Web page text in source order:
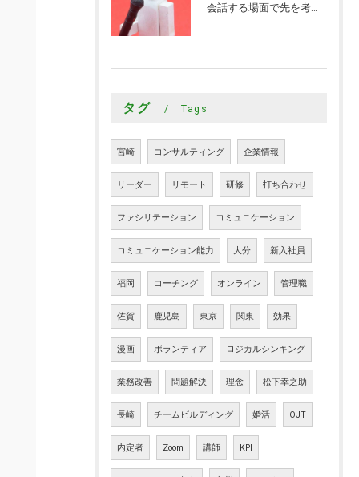
会話する場面で先を考えながら会話するきっかけを頂けました
タグ Tags
宮崎 コンサルティング 企業情報
リーダー リモート 研修 打ち合わせ
ファシリテーション コミュニケーション
コミュニケーション能力 大分 新入社員
福岡 コーチング オンライン 管理職
佐賀 鹿児島 東京 関東 効果
漫画 ボランティア ロジカルシンキング
業務改善 問題解決 理念 松下幸之助
長崎 チームビルディング 婚活 OJT
内定者 Zoom 講師 KPI